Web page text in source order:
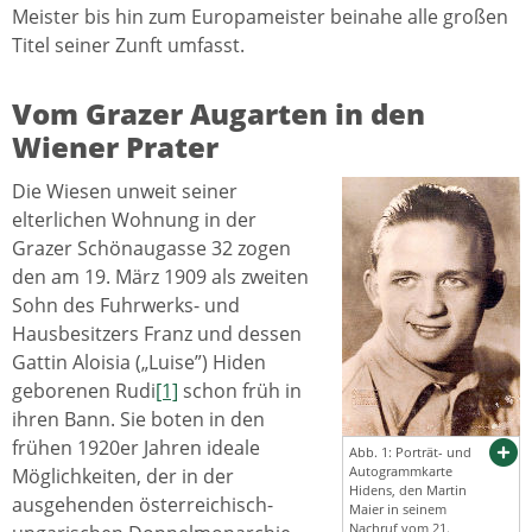
Meister bis hin zum Europameister beinahe alle großen
Titel seiner Zunft umfasst.
Vom Grazer Augarten in den
Wiener Prater
Abb. 1: Porträt- und
Autogrammkarte
Hidens, den Martin
Maier in seinem
Nachruf vom 21.
Die Wiesen unweit seiner
elterlichen Wohnung in der
Grazer Schönaugasse 32 zogen
den am 19. März 1909 als zweiten
Sohn des Fuhrwerks- und
Hausbesitzers Franz und dessen
Gattin Aloisia („Luise”) Hiden
geborenen Rudi[1] schon früh in
ihren Bann. Sie boten in den
frühen 1920er Jahren ideale
Möglichkeiten, der in der
ausgehenden österreichisch-